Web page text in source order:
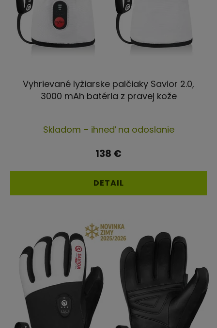
Vyhrievané lyžiarske palčiaky Savior 2.0,
3000 mAh batéria z pravej kože
hodnotenie
produktu
5,0
z
hviezdičiek.
Skladom – ihneď na odoslanie
138 €
DETAIL